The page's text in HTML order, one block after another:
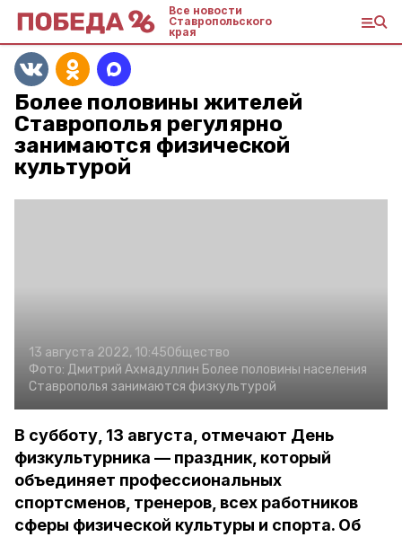
Все новости
Ставропольского
края
Более половины жителей
Ставрополья регулярно
занимаются физической
культурой
13 августа 2022, 10:45Общество
Фото: Дмитрий Ахмадуллин Более половины населения
Ставрополья занимаются физкультурой
В субботу, 13 августа, отмечают День
физкультурника — праздник, который
объединяет профессиональных
спортсменов, тренеров, всех работников
сферы физической культуры и спорта. Об